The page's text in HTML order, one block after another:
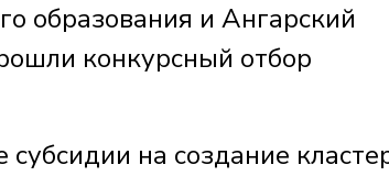
образования и Ангарский
конкурсный отбор
на создание